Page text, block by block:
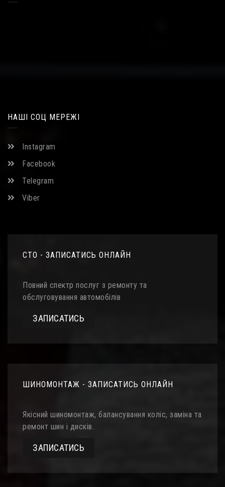
НАШІ СОЦ МЕРЕЖІ
Instagram
Facebook
Telegram
Viber
СТО - ЗАПИСАТИСЬ ОНЛАЙН
Повний спектр послуг з ремонту та
обслуговування автомобілів
ЗАПИСАТИСЬ
ШИНОМОНТАЖ - ЗАПИСАТИСЬ ОНЛАЙН
Якісний шиномонтаж, балансування коліс, заміна та
ремонт шин і дисків.
ЗАПИСАТИСЬ